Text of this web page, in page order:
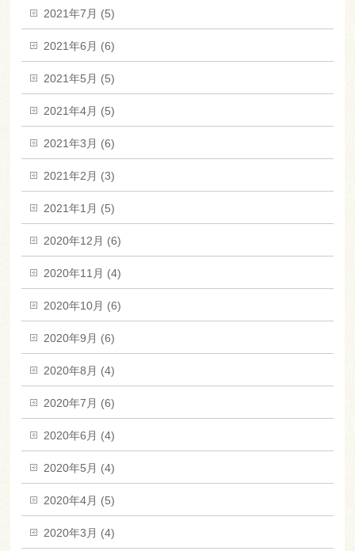
2021年7月 (5)
2021年6月 (6)
2021年5月 (5)
2021年4月 (5)
2021年3月 (6)
2021年2月 (3)
2021年1月 (5)
2020年12月 (6)
2020年11月 (4)
2020年10月 (6)
2020年9月 (6)
2020年8月 (4)
2020年7月 (6)
2020年6月 (4)
2020年5月 (4)
2020年4月 (5)
2020年3月 (4)